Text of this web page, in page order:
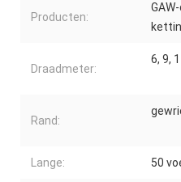
Producten:
Draadmeter:
6, 9,
Rand:
Lange: 50